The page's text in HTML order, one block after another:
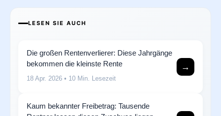
LESEN SIE AUCH
Die großen Rentenverlierer: Diese Jahrgänge
bekommen die kleinste Rente
18 Apr. 2026 • 10 Min. Lesezeit
→
Kaum bekannter Freibetrag: Tausende